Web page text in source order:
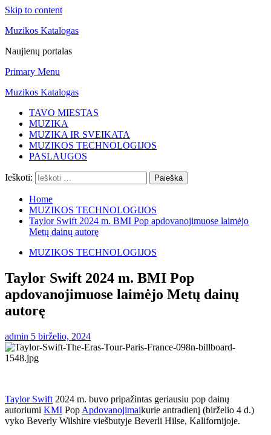
Skip to content
Muzikos Katalogas
Naujienų portalas
Primary Menu
Muzikos Katalogas
TAVO MIESTAS
MUZIKA
MUZIKA IR SVEIKATA
MUZIKOS TECHNOLOGIJOS
PASLAUGOS
Ieškoti:
Home
MUZIKOS TECHNOLOGIJOS
Taylor Swift 2024 m. BMI Pop apdovanojimuose laimėjo
Metų dainų autorę
MUZIKOS TECHNOLOGIJOS
Taylor Swift 2024 m. BMI Pop
apdovanojimuose laimėjo Metų dainų
autorę
admin 5 birželio, 2024
Taylor Swift 2024 m. buvo pripažintas geriausiu pop dainų
autoriumi KMI Pop Apdovanojimaikurie antradienį (birželio 4 d.)
vyko Beverly Wilshire viešbutyje Beverli Hilse, Kalifornijoje.